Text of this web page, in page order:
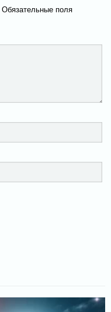
Обязательные поля